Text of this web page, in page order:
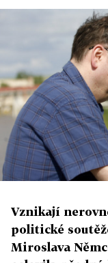
Vznikají
politické
Miroslava